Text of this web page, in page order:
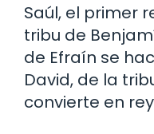
Saúl, el primer
tribu de
de Efraín se
David, de la
convierte en